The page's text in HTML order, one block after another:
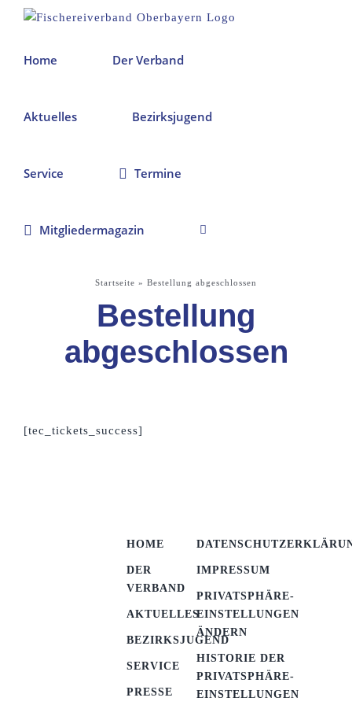
Zum
Home Der Verband
Aktuelles Bezirksjugend
Service Termine
Mitgliedermagazin
Startseite » Bestellung abgeschlossen
Bestellung
abgeschlossen
[tec_tickets_success]
HOME
DER
VERBAND
AKTUELLES
BEZIRKSJUGEND
SERVICE
PRESSE
IMPRESSUM
PRIVATSPHÄRE-
EINSTELLUNGEN
ÄNDERN
HISTORIE DER
PRIVATSPHÄRE-
EINSTELLUNGEN